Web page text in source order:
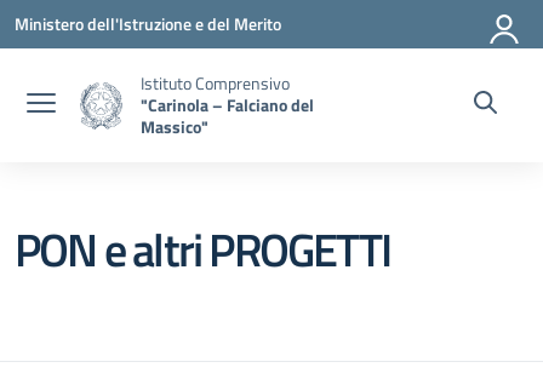
Vai ai contenuti
Vai al menu di navigazione
Vai al footer
Ministero dell'Istruzione e del Merito
Istituto Comprensivo
"Carinola – Falciano del
Massico"
PON e altri PROGETTI